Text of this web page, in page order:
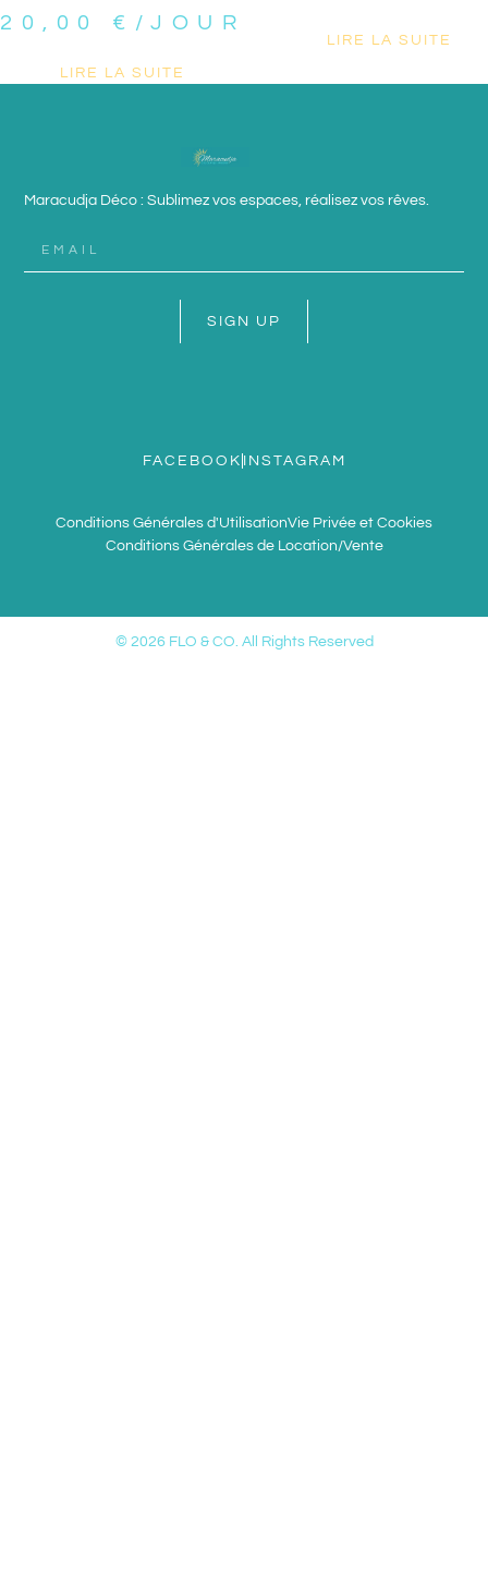
20,00 € /JOUR
LIRE LA SUITE
LIRE LA SUITE
Maracudja Déco : Sublimez vos espaces, réalisez vos rêves.
SIGN UP
FACEBOOK INSTAGRAM
Conditions Générales d'UtilisationVie Privée et Cookies
Conditions Générales de Location/Vente
© 2026 FLO & CO. All Rights Reserved